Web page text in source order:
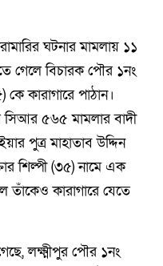
ঘটনার মামলায় ১১
গেলে বিচারক পৌর ১নং
কারাগারে পাঠান।
৫৬৫ মামলার বাদী
পুত্র মাহাতাব উদ্দিন
শিল্পী (৩৫) নামে এক
তাঁকেও কারাগারে যেতে
লক্ষ্মীপুর পৌর ১নং